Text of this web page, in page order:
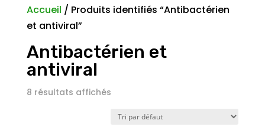
Accueil / Produits identifiés “Antibactérien
et antiviral”
Antibactérien et
antiviral
8 résultats affichés